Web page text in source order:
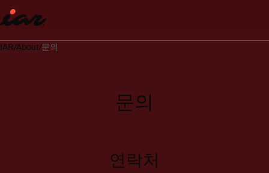
IAR About 문의
문의
연락처